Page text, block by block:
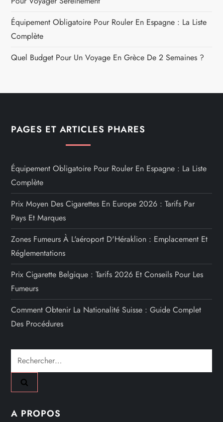
Équipement Obligatoire Pour Rouler En Espagne : La Liste
Complète
Quel Budget Pour Un Voyage En Grèce De 2 Semaines ?
PAGES ET ARTICLES PHARES
Équipement Obligatoire Pour Rouler En Espagne : La Liste
Complète
Prix Moyen Des Cigarettes En Europe 2026 : Tarifs Par
Pays Et Marques
Zones Fumeurs À L'aéroport D'Héraklion : Emplacement Et
Réglementations
Prix Cigarette Belgique : Tarifs 2026 Et Conseils Pour Les
Fumeurs
Comment Obtenir La Nationalité Suisse : Guide Complet
Des Procédures
Rechercher :
A PROPOS